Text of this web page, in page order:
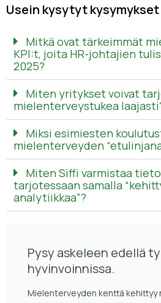
Usein kysytyt kysymykset
Mitkä ovat tärkeimmät
KPI:t, joita HR-johtajien
2025?
Miten yritykset voivat
mielenterveystukea
Miksi esimiesten
mielenterveyden
Miten Siffi varmistaa
tarjotessaan samalla
analytiikkaa”?
Pysy askeleen edellä
hyvinvoinnissa.
Mielenterveyden kenttä kehittyy